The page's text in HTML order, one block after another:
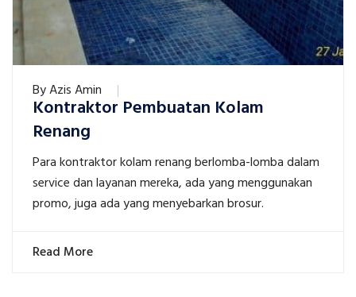
ByAzis Amin
Kontraktor Pembuatan Kolam
Renang
Para kontraktor kolam renang berlomba-lomba dalam
service dan layanan mereka, ada yang menggunakan
promo, juga ada yang menyebarkan brosur.
Read More